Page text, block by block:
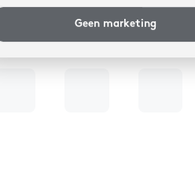
Geen marketing